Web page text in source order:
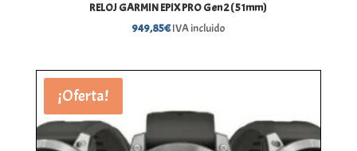
RELOJ GARMIN EPIX PRO Gen 2 ( 51mm)
949,85€IVA incluido
¡Oferta!